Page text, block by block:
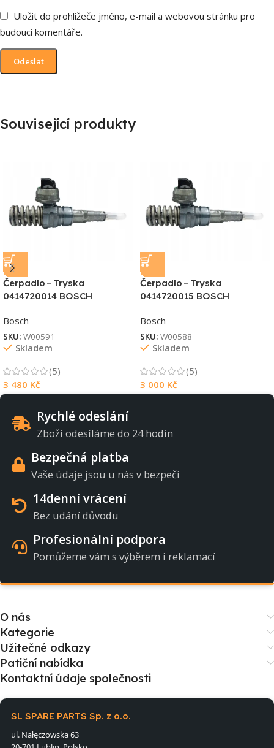
Uložit do prohlížeče jméno, e-mail a webovou stránku pro
budoucí komentáře.
Související produkty
Čerpadlo – Tryska
0414720014 BOSCH
Bosch
SKU: W00591
Skladem
(5)
3 480 Kč
Čerpadlo – Tryska
0414720015 BOSCH
Bosch
SKU: W00588
Skladem
(5)
3 000 Kč
Rychlé odeslání
Zboží odesíláme do 24 hodin
Bezpečná platba
Vaše údaje jsou u nás v bezpečí
14denní vrácení
Bez udání důvodu
Profesionální podpora
Pomůžeme vám s výběrem i reklamací
O nás
Kategorie
Užitečné odkazy
Patiční nabídka
Kontaktní údaje společnosti
SL SPARE PARTS Sp. z o.o.
ul. Nałęczowska 63